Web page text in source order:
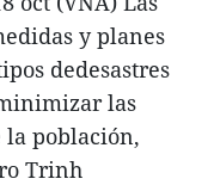
y planes
dedesastres
las
población,
Trinh